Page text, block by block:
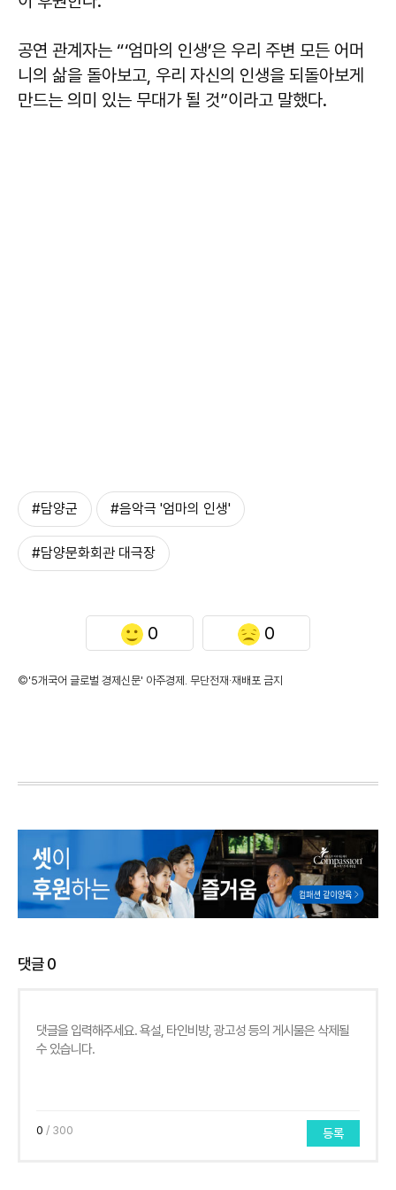
공연 관계자는 “‘엄마의 인생’은 우리 주변 모든 어머
니의 삶을 돌아보고, 우리 자신의 인생을 되돌아보게
만드는 의미 있는 무대가 될 것”이라고 말했다.
#담양군 #음악극 '엄마의 인생'
#담양문화회관 대극장
0 0
©'5개국어 글로벌 경제신문' 아주경제. 무단전재·재배포 금지
댓글0
0 / 300 등록